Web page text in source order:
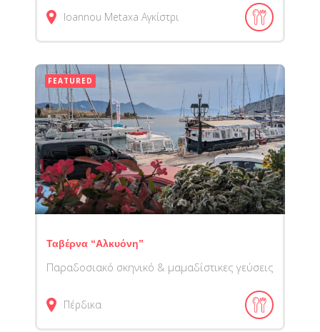
Ioannou Metaxa Αγκίστρι
FEATURED
Ταβέρνα “Αλκυόνη”
Παραδοσιακό σκηνικό & μαμαδίστικες γεύσεις
Πέρδικα